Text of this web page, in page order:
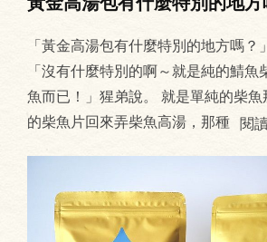
「黃金高湯包有什麼特別的地方嗎？
「沒有什麼特別的啊～就是純的鯖
魚而已！」猩弟說。 就是單純的柴
的柴魚片回來弄柴魚高湯，那種 閱